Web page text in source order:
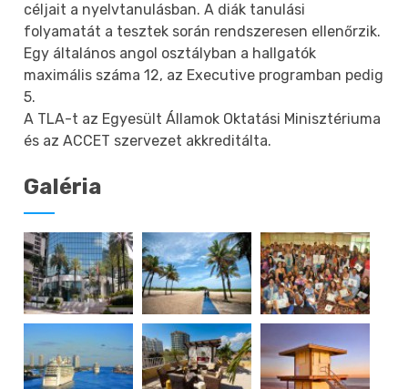
céljait a nyelvtanulásban. A diák tanulási
folyamatát a tesztek során rendszeresen ellenőrzik.
Egy általános angol osztályban a hallgatók
maximális száma 12, az Executive programban pedig
5.
A TLA-t az Egyesült Államok Oktatási Minisztériuma
és az ACCET szervezet akkreditálta.
Galéria